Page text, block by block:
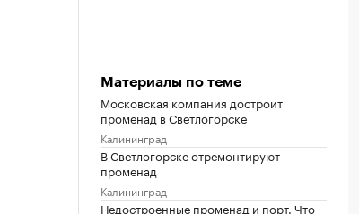
Материалы по теме
Московская компания достроит
променад в Светлогорске
Калининград
В Светлогорске отремонтируют
променад
Калининград
Недостроенные променад и порт. Что